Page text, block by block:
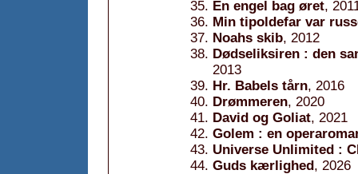
En engel bag øret,
Min tipoldefar var
Noahs skib, 2012
Dødseliksiren : den
2013
Hr. Babels tårn, 2016
Drømmeren, 2020
David og Goliat, 2021
Golem : en
Universe Unlimited :
Guds kærlighed, 2026